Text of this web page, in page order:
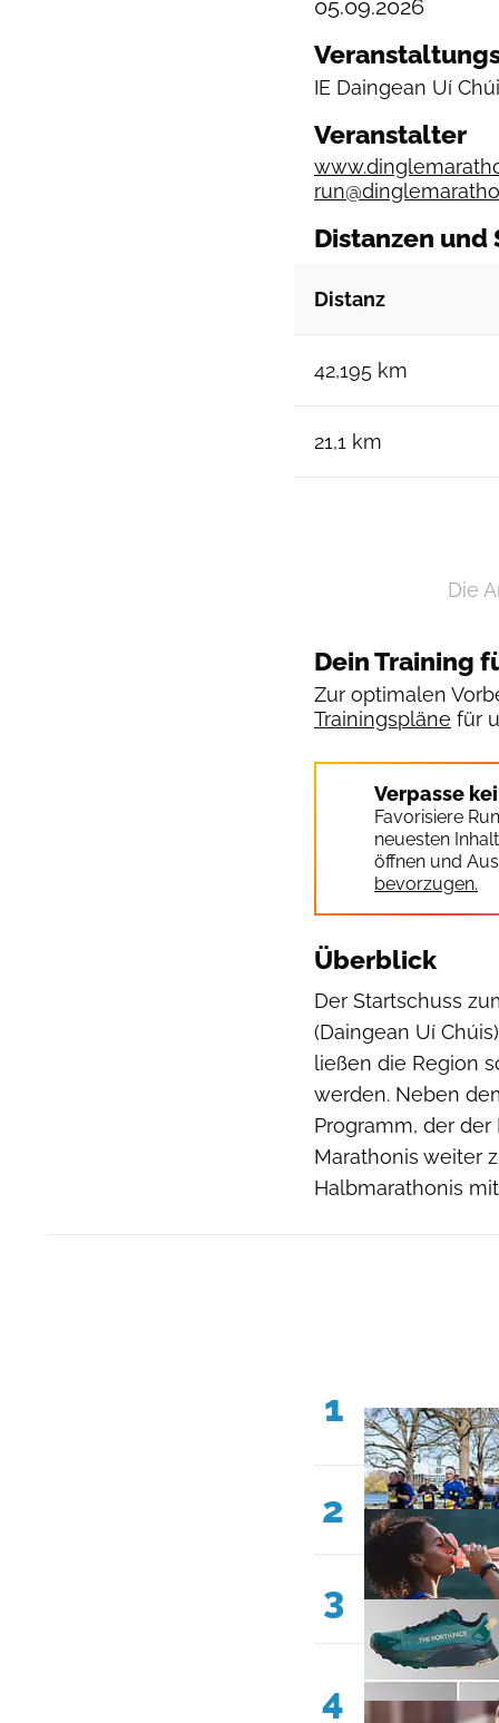
05.09.2026
IE Daingean Uí
Veranstalter
Distanzen und
Distanz
42,195 km
21,1 km
Die
Dein Training
Zur optimalen
Trainingspläne für
Verpasse
Favorisiere
neuesten
öffnen und
bevorzugen.
Überblick
Der Startschuss
(Daingean Uí
ließen die Region
werden. Neben
Programm, der
Marathonis weiter
Halbmarathonis
1
2
3
4